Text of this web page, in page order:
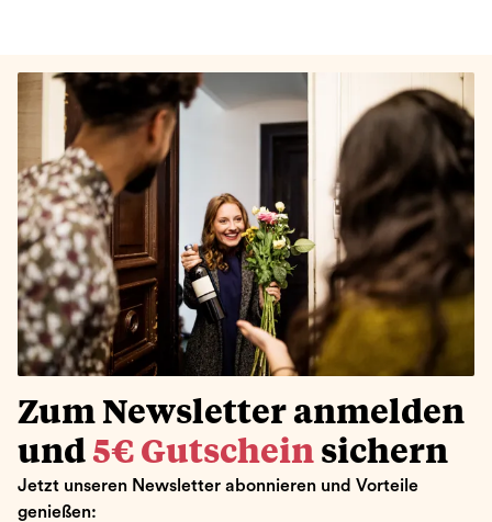
Zum Newsletter anmelden
und 5€ Gutschein sichern
Jetzt unseren Newsletter abonnieren und Vorteile
genießen: